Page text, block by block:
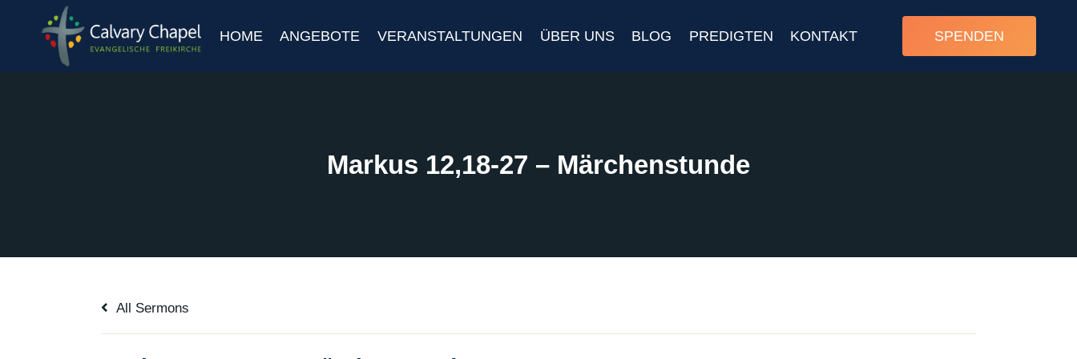
HOME ANGEBOTE VERANSTALTUNGEN ÜBER UNS BLOG PREDIGTEN KONTAKT SPENDEN
Markus 12,18-27 – Märchenstunde
All Sermons